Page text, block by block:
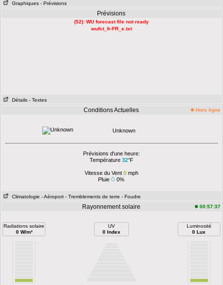
Graphiques - Prévisions
Prévisions
(52): WU forecast file not ready
wufct_fr-FR_e.txt
Détails - Textes
Conditions Actuelles Hors ligne
Unknown
Prévisions d'une heure:
Température 32°F
Vitesse du Vent 0mph
Pluie
0%
Climatologie - Aéroport - Tremblements de terre - Foudre
Rayonnement solaire 00:57:37
Radiations solaire
0 W/m²
UV
0 Index
Luminosité
0 Lux